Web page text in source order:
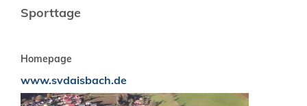
Sporttage
Homepage
www.svdaisbach.de